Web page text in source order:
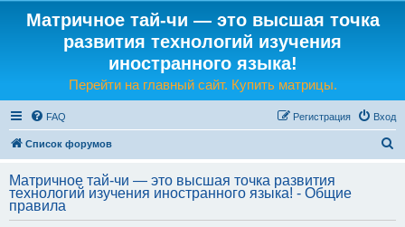
Матричное тай-чи — это высшая точка
развития технологий изучения
иностранного языка!
Перейти на главный сайт. Купить матрицы.
FAQ Вход
Регистрация
Список форумов
Матричное тай-чи — это высшая точка развития
технологий изучения иностранного языка! - Общие
правила